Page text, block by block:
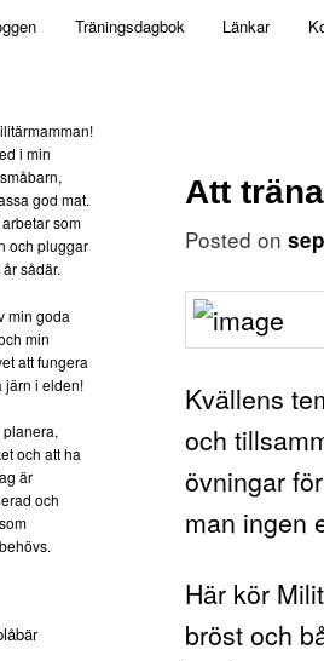
contentTräningsdagbok Länkar
Att
Posted on
Kvällens
och
övningar
man ingen
Här kör
bröst och
i min
god mat.
som
och pluggar
sådär.
min goda
min
att fungera
järn i elden!
planera,
och att ha
är
och